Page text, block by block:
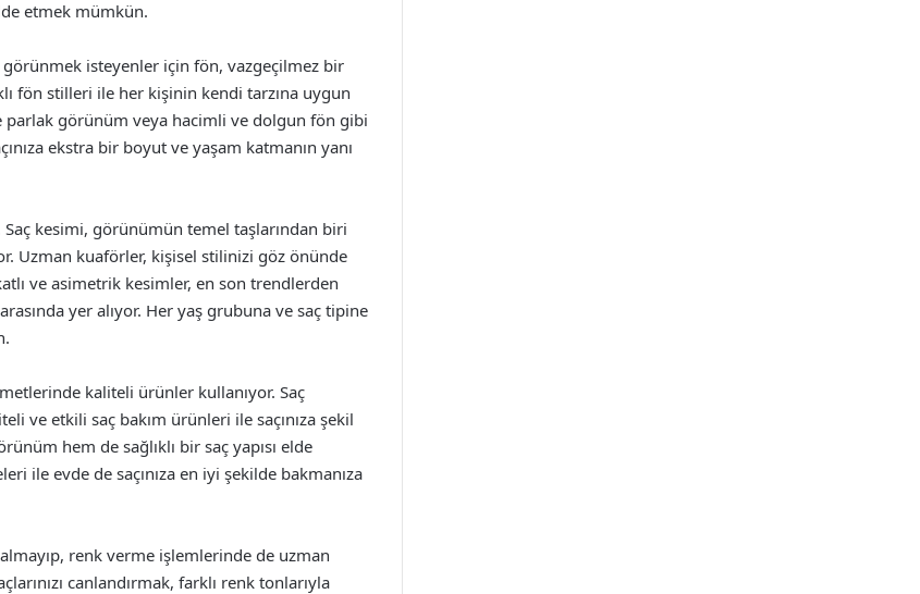
etmek mümkün.
isteyenler için fön, vazgeçilmez bir
fön stilleri ile her kişinin kendi tarzına uygun
parlak görünüm veya hacimli ve dolgun fön gibi
ekstra bir boyut ve yaşam katmanın yanı
kesimi, görünümün temel taşlarından biri
Uzman kuaförler, kişisel stilinizi göz önünde
ve asimetrik kesimler, en son trendlerden
yer alıyor. Her yaş grubuna ve saç tipine
kaliteli ürünler kullanıyor. Saç
ve etkili saç bakım ürünleri ile saçınıza şekil
hem de sağlıklı bir saç yapısı elde
ile evde de saçınıza en iyi şekilde bakmanıza
renk verme işlemlerinde de uzman
canlandırmak, farklı renk tonlarıyla